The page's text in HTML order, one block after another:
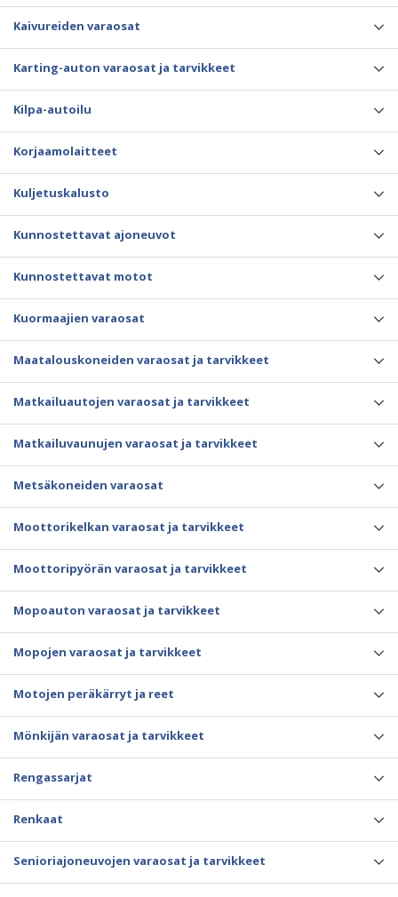
Kaivureiden varaosat
Karting-auton varaosat ja tarvikkeet
Kilpa-autoilu
Korjaamolaitteet
Kuljetuskalusto
Kunnostettavat ajoneuvot
Kunnostettavat motot
Kuormaajien varaosat
Maatalouskoneiden varaosat ja tarvikkeet
Matkailuautojen varaosat ja tarvikkeet
Matkailuvaunujen varaosat ja tarvikkeet
Metsäkoneiden varaosat
Moottorikelkan varaosat ja tarvikkeet
Moottoripyörän varaosat ja tarvikkeet
Mopoauton varaosat ja tarvikkeet
Mopojen varaosat ja tarvikkeet
Motojen peräkärryt ja reet
Mönkijän varaosat ja tarvikkeet
Rengassarjat
Renkaat
Senioriajoneuvojen varaosat ja tarvikkeet